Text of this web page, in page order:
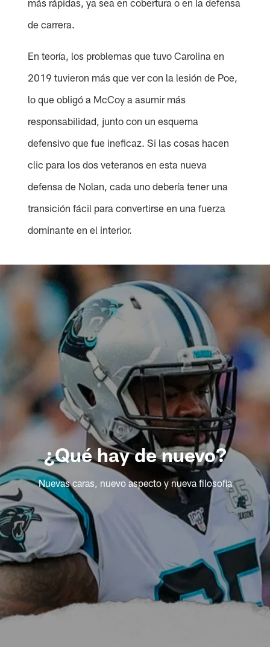
más rápidas, ya sea en cobertura o en la defensa
de carrera.
En teoría, los problemas que tuvo Carolina en
2019 tuvieron más que ver con la lesión de Poe,
lo que obligó a McCoy a asumir más
responsabilidad, junto con un esquema
defensivo que fue ineficaz. Si las cosas hacen
clic para los dos veteranos en esta nueva
defensa de Nolan, cada uno debería tener una
transición fácil para convertirse en una fuerza
dominante en el interior.
¿Qué hay de nuevo?
Nuevas caras, nuevo aspecto y nueva filosofía